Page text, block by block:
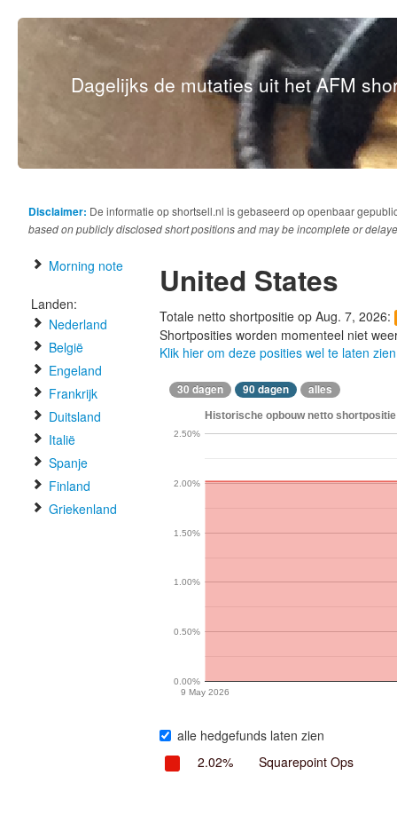
Dagelijks de mutaties uit het AFM
Disclaimer: De informatie op shortsell.nl is gebaseerd op openbaar
based on publicly disclosed short positions and may be incomplete or
Morning note
Landen:
Nederland
België
Engeland
Frankrijk
Duitsland
Italië
Spanje
Finland
Griekenland
United States
Totale netto shortpositie op Aug. 7, 2026:
Shortposities worden momenteel niet
Klik hier om deze posities wel te laten zien
30 dagen 90 dagen alles
Historische opbouw netto
9 May 2026
0.00%
0.50%
1.00%
1.50%
2.00%
2.50%
alle hedgefunds laten zien
2.02%
Squarepoint Ops